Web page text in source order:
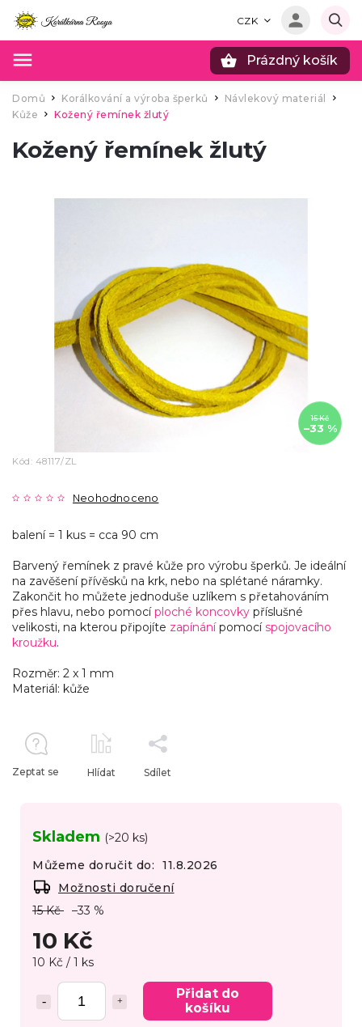
CZK
Prázdný košík
Domů / Korálkování a výroba šperků Návlekový materiál
Kůže / Kožený řemínek žlutý
Kožený řemínek žlutý
15 Kč
–33 %
Kód: 48117/ZL
Neohodnoceno
15 Kč –33 %
10 Kč
10 Kč / 1 ks
Přidat do
košíku
Skladem (>20 ks)
Můžeme doručit do:
11.8.2026
Možnosti doručení
balení = 1 kus = cca 90 cm
Barvený řemínek z pravé kůže pro výrobu šperků. Je ideální
na zavěšení přívěsků na krk, nebo na splétané náramky.
Zakončit ho můžete jednoduše uzlíkem s přetahováním
přes hlavu, nebo pomocíploché koncovky příslušné
velikosti, na kterou připojíte zapínánípomocíspojovacího
kroužku.
Rozměr: 2 x 1 mm
Materiál: kůže
Zeptat se Hlídat Sdílet